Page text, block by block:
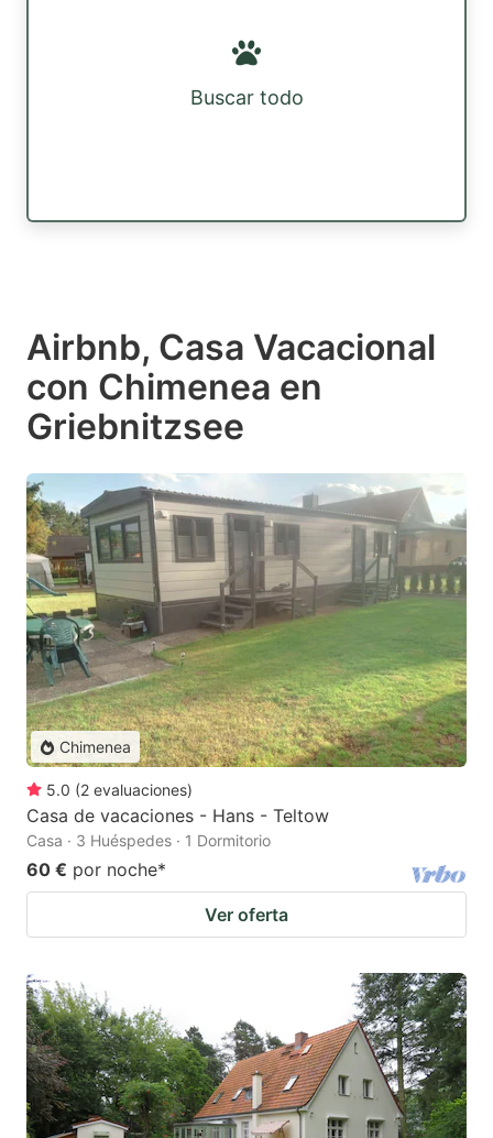
Buscar todo
Airbnb, Casa Vacacional
con Chimenea en
Griebnitzsee
Chimenea
5.0 (2 evaluaciones)
Casa de vacaciones - Hans - Teltow
Casa · 3 Huéspedes · 1 Dormitorio
60 € por noche*
Ver oferta